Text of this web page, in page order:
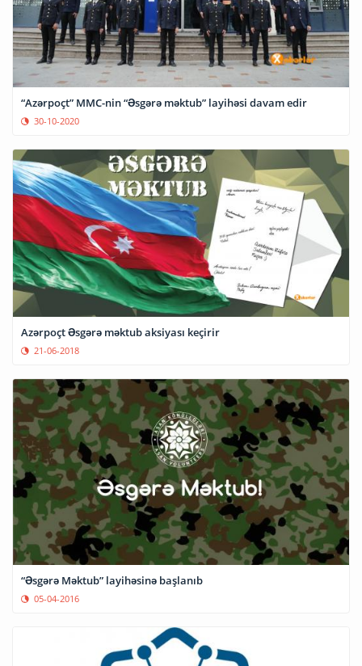
“Azərpoçt” MMC-nin “Əsgərə məktub” layihəsi davam edir
30-10-2020
Azərpoçt Əsgərə məktub aksiyası keçirir
21-06-2018
“Əsgərə Məktub” layihəsinə başlanıb
05-04-2016